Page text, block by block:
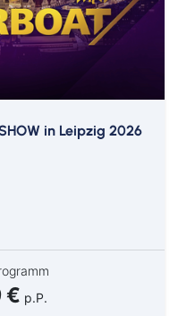
in Leipzig 2026
€ p.P.